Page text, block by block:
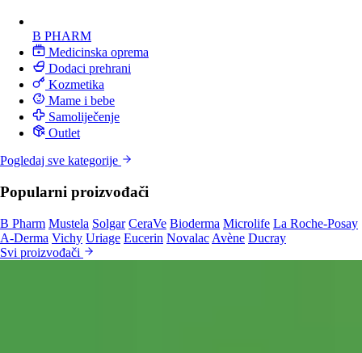
B PHARM
Medicinska oprema
Dodaci prehrani
Kozmetika
Mame i bebe
Samoliječenje
Outlet
Pogledaj sve kategorije
Popularni proizvođači
B Pharm Mustela Solgar CeraVe Bioderma Microlife La Roche-Posay
A-Derma Vichy Uriage Eucerin Novalac Avène Ducray
Svi proizvođači